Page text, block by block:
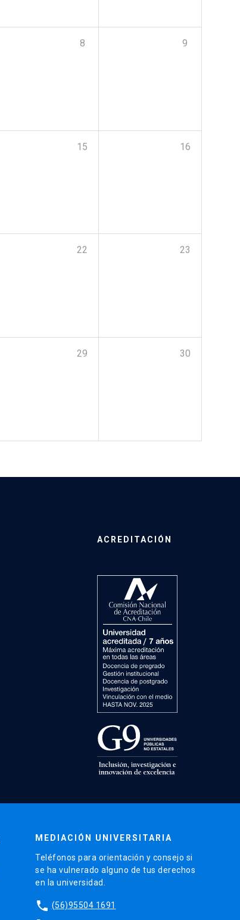
8 9
15 16
22 23
29 30
ACREDITACIÓN
MEDIACIÓN UNIVERSITARIA
Teléfonos para orientación y consejo si
se ha vulnerado alguno de tus derechos
en la universidad.
phone (56)95504 1691